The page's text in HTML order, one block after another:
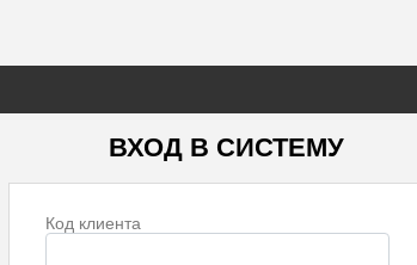
ВХОД В СИСТЕМУ
Код клиента